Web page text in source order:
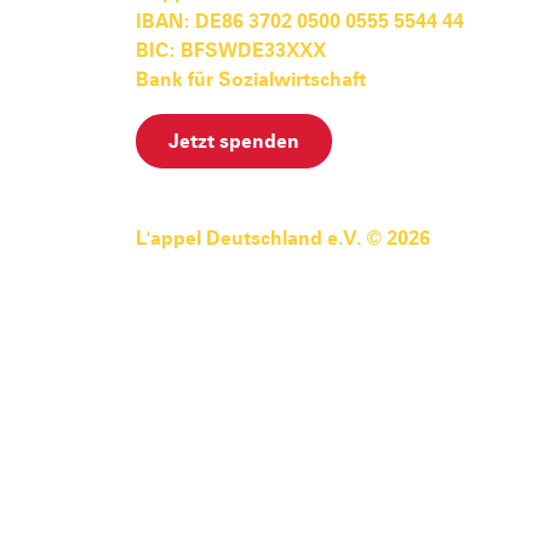
IBAN: DE86 3702 0500 0555 5544 44
BIC: BFSWDE33XXX
Bank für Sozialwirtschaft
Jetzt spenden
L'appel Deutschland e.V. © 2026